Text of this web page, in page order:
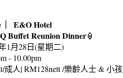
︳E&O Hotel
Buffet Reunion Dinner🏮
1月28日(星期二)
- 10.00pm
成人| RM128nett /樂齡人士 & 小孩